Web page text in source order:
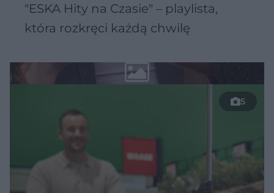
"ESKA Hity na Czasie" – playlista,
która rozkręci każdą chwilę
5